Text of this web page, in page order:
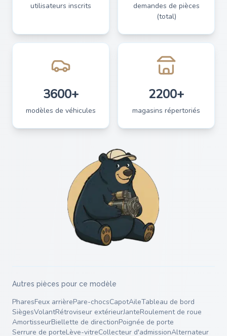
utilisateurs inscrits
demandes de pièces
(total)
3600+
modèles de véhicules
2200+
magasins répertoriés
Autres pièces pour ce modèle
PharesFeux arrièrePare-chocsCapotAileTableau de bord
SiègesVolantRétroviseur extérieurJanteRoulement de roue
AmortisseurBiellette de directionPoignée de porte
Serrure de porteLève-vitreCollecteur d'admissionAlternateur